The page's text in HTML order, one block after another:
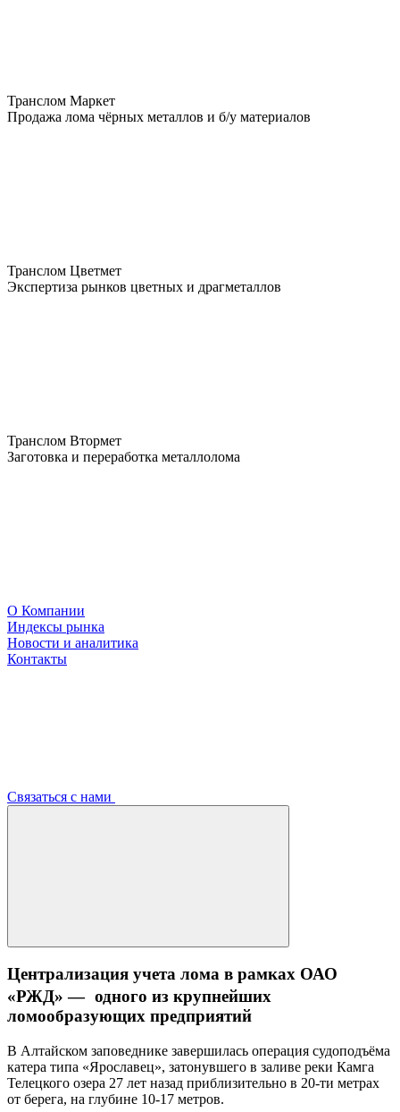
Транслом Маркет
Продажа лома чёрных металлов и б/у материалов
Транслом Цветмет
Экспертиза рынков цветных и драгметаллов
Транслом Втормет
Заготовка и переработка металлолома
О Компании
Индексы рынка
Новости и аналитика
Контакты
Связаться с нами
Централизация учета лома в рамках ОАО
«РЖД» — одного из крупнейших
ломообразующих предприятий
В Алтайском заповеднике завершилась операция судоподъёма
катера типа «Ярославец», затонувшего в заливе реки Камга
Телецкого озера 27 лет назад приблизительно в 20-ти метрах
от берега, на глубине 10-17 метров.